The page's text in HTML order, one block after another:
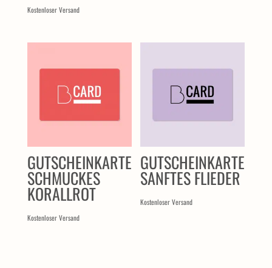
Kostenloser Versand
GUTSCHEINKARTE
SCHMUCKES
KORALLROT
Kostenloser Versand
GUTSCHEINKARTE
SANFTES FLIEDER
Kostenloser Versand